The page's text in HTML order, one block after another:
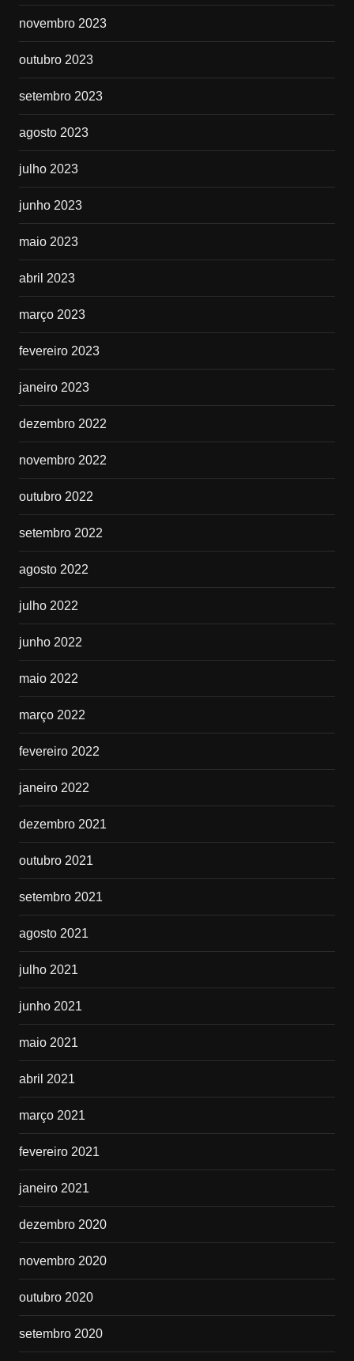
novembro 2023
outubro 2023
setembro 2023
agosto 2023
julho 2023
junho 2023
maio 2023
abril 2023
março 2023
fevereiro 2023
janeiro 2023
dezembro 2022
novembro 2022
outubro 2022
setembro 2022
agosto 2022
julho 2022
junho 2022
maio 2022
março 2022
fevereiro 2022
janeiro 2022
dezembro 2021
outubro 2021
setembro 2021
agosto 2021
julho 2021
junho 2021
maio 2021
abril 2021
março 2021
fevereiro 2021
janeiro 2021
dezembro 2020
novembro 2020
outubro 2020
setembro 2020